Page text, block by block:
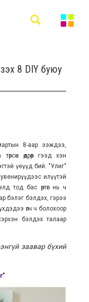
8 DIY буюу
8-аар ээждээ,
өдрөөр гээд хэн
үеүүд бий. "Улиг"
илүүтэй
тод бас өртөг нь ч
бэлэг бэлдэх, гэрээ
өгч ч болохоор
бэлдэх талаар
заавар бүхий
"